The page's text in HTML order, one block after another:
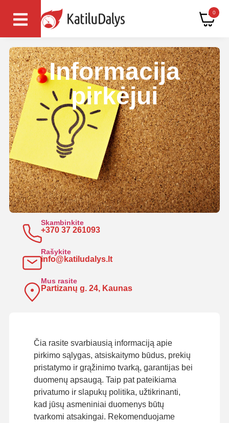
0
Informacija
pirkėjui
Skambinkite
+370 37 261093
Rašykite
info@katiludalys.lt
Mus rasite
Partizanų g. 24, Kaunas
Čia rasite svarbiausią informaciją apie
pirkimo sąlygas, atsiskaitymo būdus, prekių
pristatymo ir grąžinimo tvarką, garantijas bei
duomenų apsaugą. Taip pat pateikiama
privatumo ir slapukų politika, užtikrinanti,
kad jūsų asmeniniai duomenys būtų
tvarkomi atsakingai. Rekomenduojame